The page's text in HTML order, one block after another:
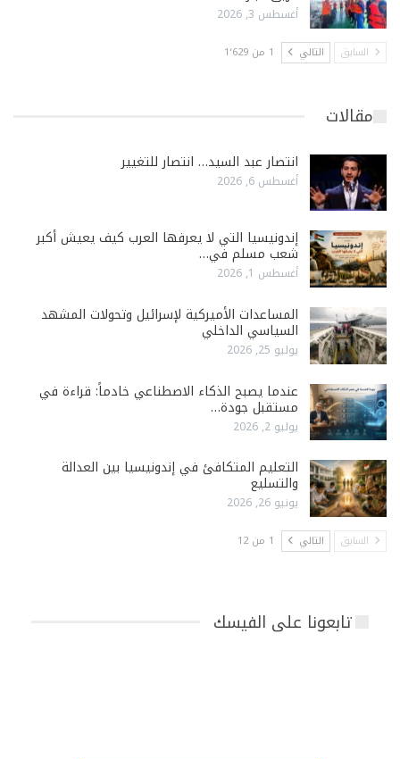
أغسطس 3, 2026
السابق التالي 1 من 1٬629
مقالات
انتصار عبد السيد… انتصار للتغيير
أغسطس 6, 2026
إندونيسيا التي لا يعرفها العرب كيف يعيش أكبر
شعب مسلم في…
أغسطس 1, 2026
المساعدات الأميركية لإسرائيل وتحولات المشهد
السياسي الداخلي
يوليو 25, 2026
عندما يصبح الذكاء الاصطناعي خادماً: قراءة في
مستقبل جودة…
يوليو 2, 2026
التعليم المتكافئ في إندونيسيا بين العدالة
والتسليع
يونيو 26, 2026
السابق التالي 1 من 12
تابعونا على الفيسك